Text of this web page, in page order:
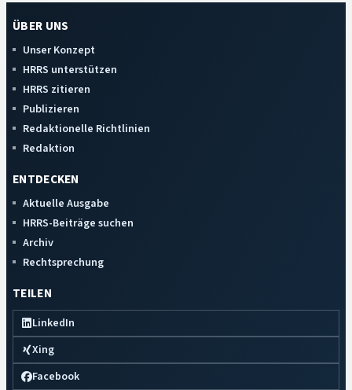
ÜBER UNS
Unser Konzept
HRRS unterstützen
HRRS zitieren
Publizieren
Redaktionelle Richtlinien
Redaktion
ENTDECKEN
Aktuelle Ausgabe
HRRS-Beiträge suchen
Archiv
Rechtsprechung
TEILEN
LinkedIn
Xing
Facebook